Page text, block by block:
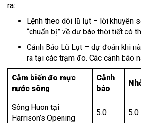
ra:
Lệnh theo dõi lũ lụt – lời khuyên
“chuẩn bị” về dự báo thời tiết có
Cảnh Báo Lũ Lụt – dự đoán khi
ra tại các trạm đo. Các cảnh báo
Cảm biến đo mực
nước sông
Cảnh
báo
Sông Huon tại
Harrison’s Opening
5.0 5.0